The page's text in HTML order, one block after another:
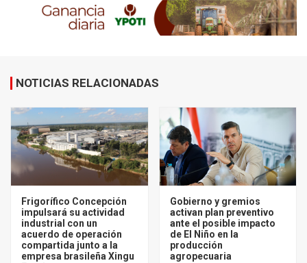
NOTICIAS RELACIONADAS
Frigorífico Concepción
impulsará su actividad
industrial con un
acuerdo de operación
compartida junto a la
empresa brasileña Xingu
Gobierno y gremios
activan plan preventivo
ante el posible impacto
de El Niño en la
producción
agropecuaria